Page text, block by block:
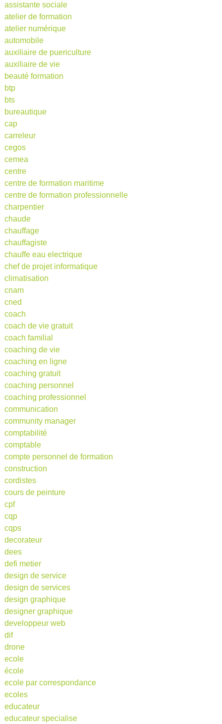
assistante sociale
atelier de formation
atelier numérique
automobile
auxiliaire de puericulture
auxiliaire de vie
beauté formation
btp
bts
bureautique
cap
carreleur
cegos
cemea
centre
centre de formation maritime
centre de formation professionnelle
charpentier
chaude
chauffage
chauffagiste
chauffe eau electrique
chef de projet informatique
climatisation
cnam
cned
coach
coach de vie gratuit
coach familial
coaching de vie
coaching en ligne
coaching gratuit
coaching personnel
coaching professionnel
communication
community manager
comptabilité
comptable
compte personnel de formation
construction
cordistes
cours de peinture
cpf
cqp
cqps
decorateur
dees
defi metier
design de service
design de services
design graphique
designer graphique
developpeur web
dif
drone
ecole
école
ecole par correspondance
ecoles
educateur
educateur specialise